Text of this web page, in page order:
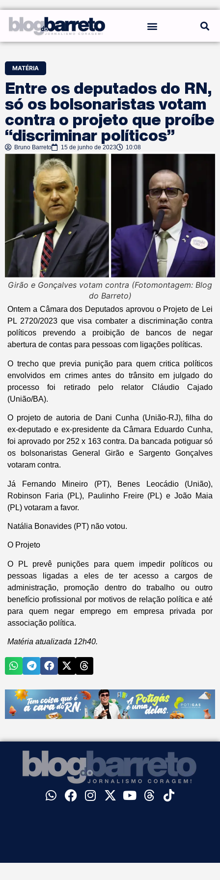
MATÉRIA
Entre os deputados do RN,
só os bolsonaristas votam
contra o projeto que proíbe
“discriminar políticos”
Bruno Barreto 15 de junho de 2023 10:08
Girão e Gonçalves votam contra (Fotomontagem: Blog
do Barreto)
Ontem a Câmara dos Deputados aprovou o Projeto de Lei
PL 2720/2023 que visa combater a discriminação contra
políticos prevendo a proibição de bancos de negar
abertura de contas para pessoas com ligações políticas.
O trecho que previa punição para quem critica políticos
envolvidos em crimes antes do trânsito em julgado do
processo foi retirado pelo relator Cláudio Cajado
(União/BA).
O projeto de autoria de Dani Cunha (União-RJ), filha do
ex-deputado e ex-presidente da Câmara Eduardo Cunha,
foi aprovado por 252 x 163 contra. Da bancada potiguar só
os bolsonaristas General Girão e Sargento Gonçalves
votaram contra.
Já Fernando Mineiro (PT), Benes Leocádio (União),
Robinson Faria (PL), Paulinho Freire (PL) e João Maia
(PL) votaram a favor.
Natália Bonavides (PT) não votou.
O Projeto
O PL prevê punições para quem impedir políticos ou
pessoas ligadas a eles de ter acesso a cargos de
administração, promoção dentro do trabalho ou outro
benefício profissional por motivos de relação política e até
para quem negar emprego em empresa privada por
associação política.
Matéria atualizada 12h40.